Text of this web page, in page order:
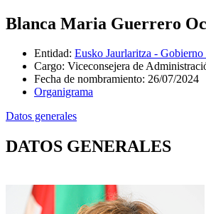
Blanca Maria Guerrero
Entidad: Eusko Jaurlaritza - Gobierno
Cargo: Viceconsejera de
Fecha de nombramiento: 26/07/2024
Organigrama
Datos generales
DATOS GENERALES